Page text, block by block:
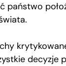
państwo
decyzje